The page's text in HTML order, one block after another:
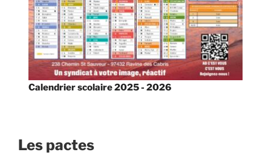
Calendrier scolaire 2025 - 2026
Les pactes